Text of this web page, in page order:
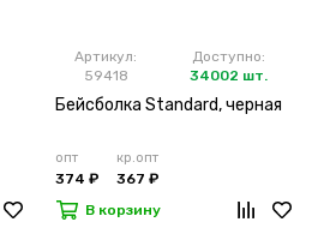
Артикул:
59418
Доступно:
34002 шт.
Бейсболка Standard, черная
опт
374 ₽
кр.опт
367 ₽
В корзину